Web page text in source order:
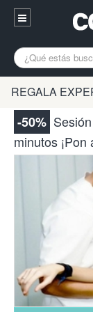
Entrar
94 652 38 15 (L-V
¿Necesitas
A Coruña
Bilbao
Gijón
Pamplona
Valencia
REGALA
-50%
minutos